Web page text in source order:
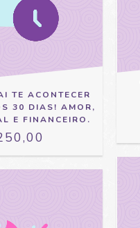
TE ACONTECER
30 DIAS! AMOR,
E FINANCEIRO.